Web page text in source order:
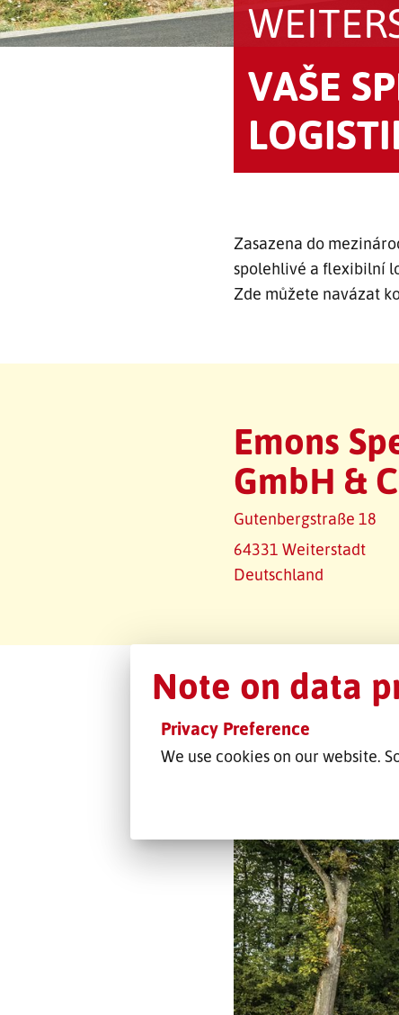
VAŠE
Zasazena do
spolehlivé a flexibilní
Zde můžete navázat
Emons
GmbH &
Gutenbergstraße 18
64331 Weiterstadt
Deutschland
Note on data
Privacy Preference
We use cookies on our website.